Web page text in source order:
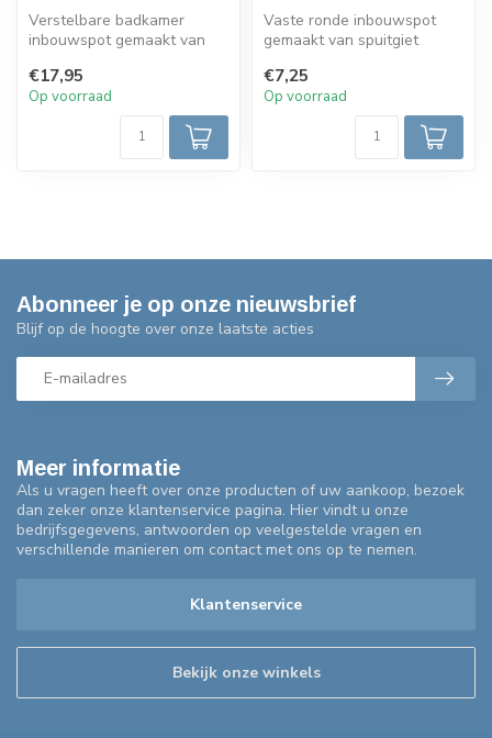
Verstelbare badkamer
inbouwspot gemaakt van
gedraaide sch...
€17,95
Op voorraad
Vaste ronde inbouwspot
gemaakt van spuitgiet
MR16 12v ...
€7,25
Op voorraad
Meer informatie
Als u vragen heeft over onze producten of uw aankoop, bezoek
dan zeker onze klantenservice pagina. Hier vindt u onze
bedrijfsgegevens, antwoorden op veelgestelde vragen en
verschillende manieren om contact met ons op te nemen.
Klantenservice
Bekijk onze winkels
Abonneer je op onze nieuwsbrief
Blijf op de hoogte over onze laatste acties